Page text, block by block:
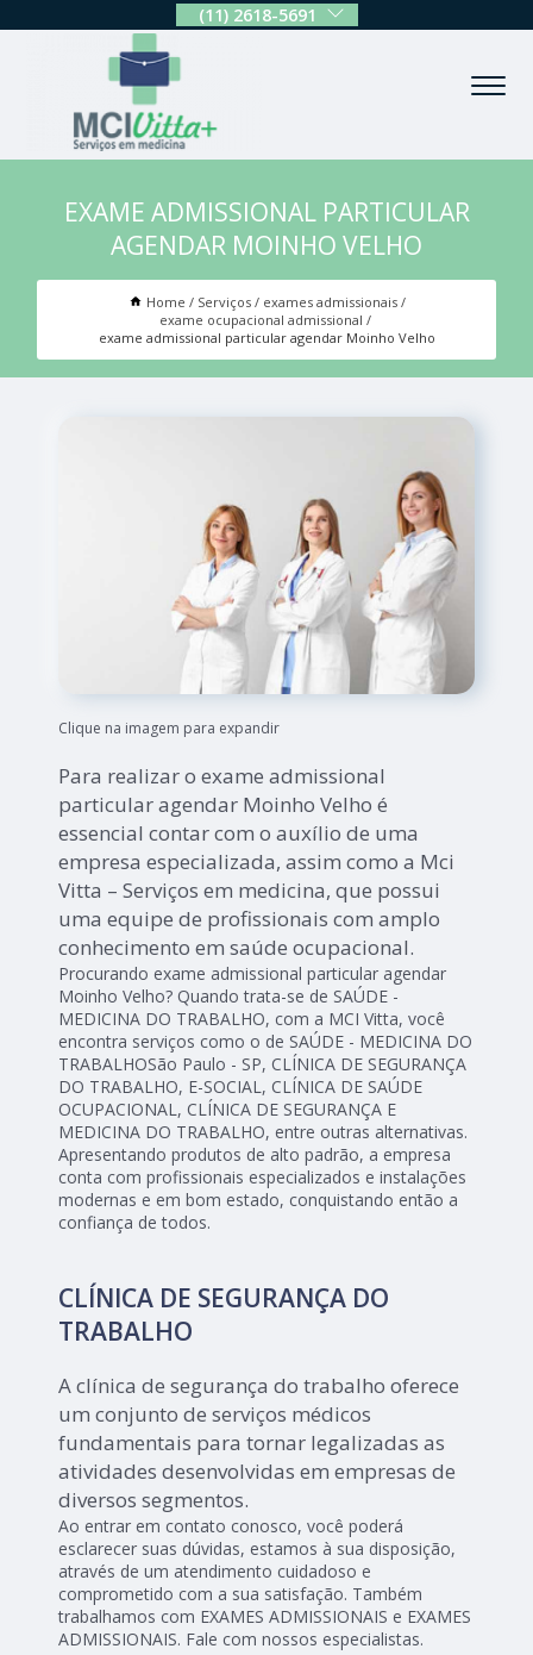
(11) 2618-5691
EXAME ADMISSIONAL PARTICULAR
AGENDAR MOINHO VELHO
Home Serviços
exames admissionais
exame ocupacional admissional
exame admissional particular agendar Moinho Velho
Clique na imagem para expandir
Para realizar o exame admissional
particular agendar Moinho Velho é
essencial contar com o auxílio de uma
empresa especializada, assim como a Mci
Vitta – Serviços em medicina, que possui
uma equipe de profissionais com amplo
conhecimento em saúde ocupacional.
Procurando exame admissional particular agendar
Moinho Velho? Quando trata-se de SAÚDE -
MEDICINA DO TRABALHO, com a MCI Vitta, você
encontra serviços como o de SAÚDE - MEDICINA DO
TRABALHOSão Paulo - SP, CLÍNICA DE SEGURANÇA
DO TRABALHO, E-SOCIAL, CLÍNICA DE SAÚDE
OCUPACIONAL, CLÍNICA DE SEGURANÇA E
MEDICINA DO TRABALHO, entre outras alternativas.
Apresentando produtos de alto padrão, a empresa
conta com profissionais especializados e instalações
modernas e em bom estado, conquistando então a
confiança de todos.
CLÍNICA DE SEGURANÇA DO
TRABALHO
A clínica de segurança do trabalho oferece
um conjunto de serviços médicos
fundamentais para tornar legalizadas as
atividades desenvolvidas em empresas de
diversos segmentos.
Ao entrar em contato conosco, você poderá
esclarecer suas dúvidas, estamos à sua disposição,
através de um atendimento cuidadoso e
comprometido com a sua satisfação. Também
trabalhamos com EXAMES ADMISSIONAIS e EXAMES
ADMISSIONAIS. Fale com nossos especialistas.